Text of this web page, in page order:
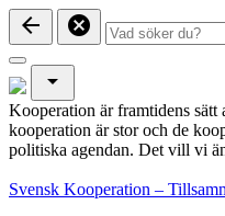
arrow_back cancel
arrow_drop_down
Kooperation är framtidens
kooperation är stor och de
politiska agendan. Det vill vi
Svensk Kooperation –